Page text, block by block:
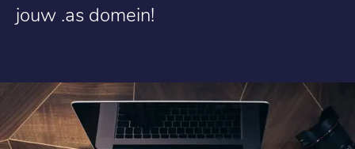
jouw .as domein!